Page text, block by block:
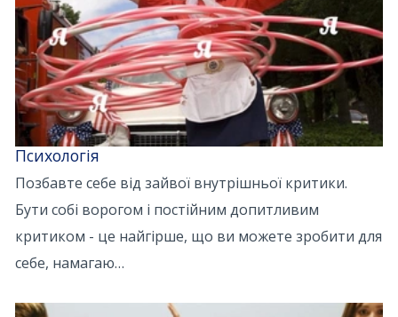
Психологія
Позбавте себе від зайвої внутрішньої критики.
Бути собі ворогом і постійним допитливим
критиком - це найгірше, що ви можете зробити для
себе, намагаю…